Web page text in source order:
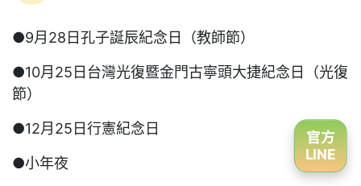
●9月28日孔子誕辰紀念日（教師節）
●10月25日台灣光復暨金門古寧頭大捷紀念日（光復
節）
●12月25日行憲紀念日
●小年夜
官方
LINE